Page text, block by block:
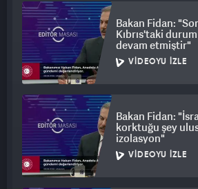
Nisan'da çekilen kura ile belirlenmişti.
Bakan Fidan:
Kıbrıs'taki
devam etmiştir"
VIDEOYU İZLE
Bakan Fidan:
korktuğu şey
izolasyon"
VIDEOYU İZLE